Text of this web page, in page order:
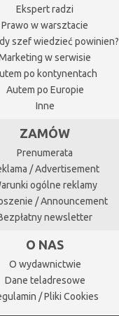
Ekspert radzi
Prawo w warsztacie
szef wiedzieć powinien?
w serwisie
po kontynentach
Autem po Europie
Inne
ZAMÓW
Prenumerata
/ Advertisement
ogólne reklamy
/ Announcement
newsletter
O NAS
O wydawnictwie
Dane teladresowe
/ Pliki Cookies